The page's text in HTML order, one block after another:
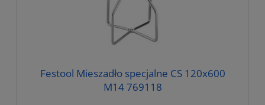
Festool Mieszadło specjalne CS 120x600
M14 769118